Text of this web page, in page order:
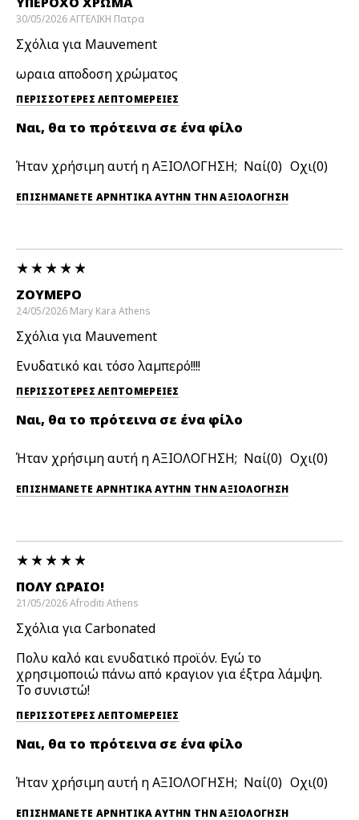
30/05/2026ΑΓΓΕΛΙΚΗ Πατρα
Σχόλια για Mauvement
ωραια αποδοση χρώματος
ΠΕΡΙΣΣΌΤΕΡΕΣ ΛΕΠΤΟΜΈΡΕΙΕΣ
Ναι, θα το πρότεινα σε ένα φίλο
Ήταν χρήσιμη αυτή η ΑΞΙΟΛΟΓΗΣΗ; 0 0
ΕΠΙΣΗΜΆΝΕΤΕ ΑΡΝΗΤΙΚΆ ΑΥΤΉΝ ΤΗΝ ΑΞΙΟΛΟΓΗΣΗ
ΖΟΥΜΕΡΟ
24/05/2026 Mary Kara Athens
Σχόλια για Mauvement
Ενυδατικό και τόσο λαμπερό!!!!
ΠΕΡΙΣΣΌΤΕΡΕΣ ΛΕΠΤΟΜΈΡΕΙΕΣ
Ναι, θα το πρότεινα σε ένα φίλο
Ήταν χρήσιμη αυτή η ΑΞΙΟΛΟΓΗΣΗ; 0 0
ΕΠΙΣΗΜΆΝΕΤΕ ΑΡΝΗΤΙΚΆ ΑΥΤΉΝ ΤΗΝ ΑΞΙΟΛΟΓΗΣΗ
ΠΟΛΎ ΩΡΑΊΟ!
21/05/2026Afroditi Athens
Σχόλια για Carbonated
Πολυ καλό και ενυδατικό προϊόν. Εγώ το
χρησιμοποιώ πάνω από κραγιον για έξτρα λάμψη.
Το συνιστώ!
ΠΕΡΙΣΣΌΤΕΡΕΣ ΛΕΠΤΟΜΈΡΕΙΕΣ
Ναι, θα το πρότεινα σε ένα φίλο
Ήταν χρήσιμη αυτή η ΑΞΙΟΛΟΓΗΣΗ; 0 0
ΕΠΙΣΗΜΆΝΕΤΕ ΑΡΝΗΤΙΚΆ ΑΥΤΉΝ ΤΗΝ ΑΞΙΟΛΟΓΗΣΗ